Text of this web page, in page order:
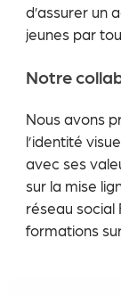
d’assurer un
jeunes par
Notre
Nous avons
l’identité
avec ses
sur la mise
réseau
formations